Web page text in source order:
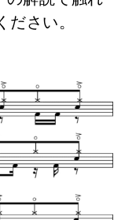
さい。